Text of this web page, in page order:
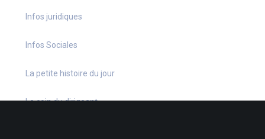
Infos juridiques
Infos Sociales
La petite histoire du jour
Le coin du dirigeant